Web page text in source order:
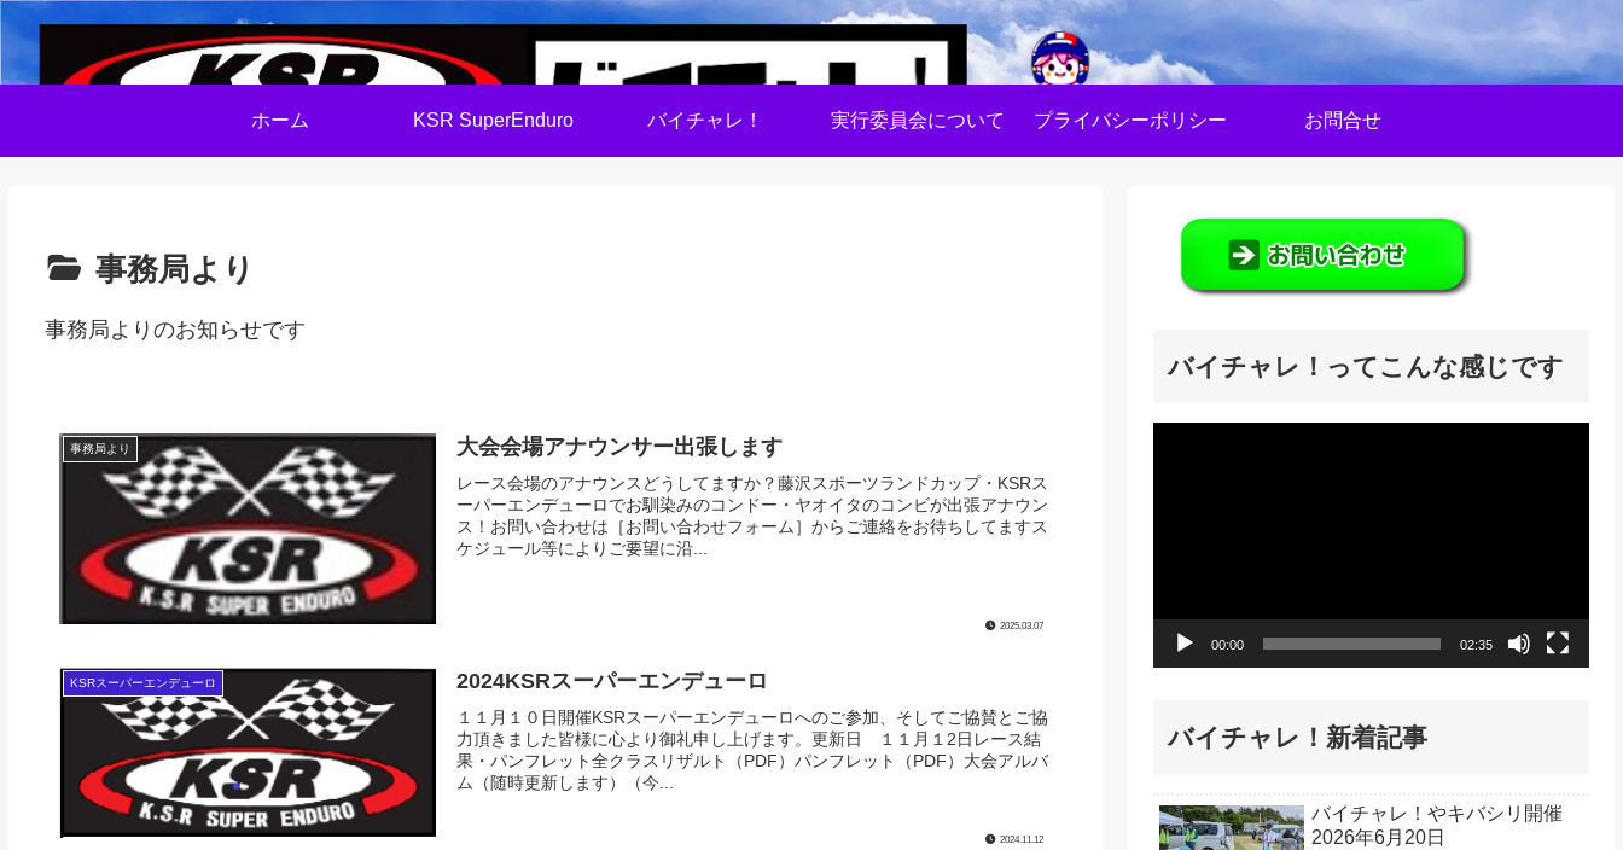
ホーム KSR SuperEnduro バイチャレ！ 実行委員会について プライバシーポリシー お問合せ
事務局より
事務局よりのお知らせです
事務局より 大会会場アナウンサー出張します
レース会場のアナウンスどうしてますか？藤沢スポーツランドカップ・KSRス
ーパーエンデューロでお馴染みのコンドー・ヤオイタのコンビが出張アナウン
ス！お問い合わせは［お問い合わせフォーム］からご連絡をお待ちしてますス
ケジュール等によりご要望に沿...
2025.03.07
KSRスーパーエンデューロ 2024KSRスーパーエンデューロ
１１月１０日開催KSRスーパーエンデューロへのご参加、そしてご協賛とご協
力頂きました皆様に心より御礼申し上げます。更新日 １１月１2日レース結
果・パンフレット全クラスリザルト（PDF）パンフレット（PDF）大会アルバ
ム（随時更新します）（今...
2024.11.12
バイチャレ！ってこんな感じです
ー
00:00 02:35
バイチャレ！新着記事
バイチャレ！やキバシリ開催
2026年6月20日